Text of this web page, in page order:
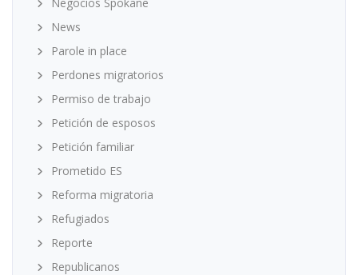
News
Parole in place
Perdones migratorios
Permiso de trabajo
Petición de esposos
Petición familiar
Prometido ES
Reforma migratoria
Refugiados
Reporte
Republicanos